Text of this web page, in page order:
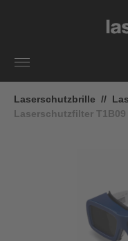
Laserschutzbrille //
Laserschutzfilter T1B09